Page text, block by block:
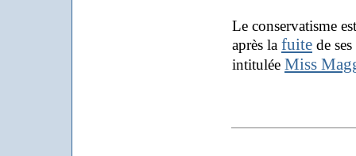
Le conservatisme
après la fuite de
intitulée Miss